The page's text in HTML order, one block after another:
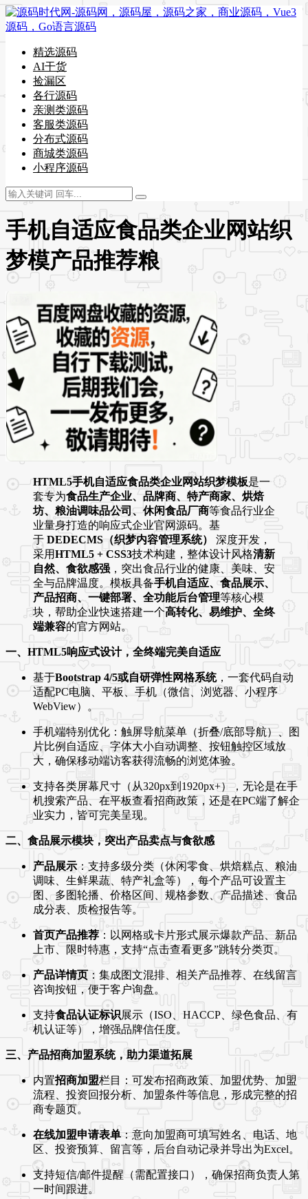
精选源码
AI干货
捡漏区
各行源码
亲测类源码
客服类源码
分布式源码
商城类源码
小程序源码
手机自适应食品类企业网站织
梦模产品推荐粮
HTML5手机自适应食品类企业网站织梦模板是一
套专为食品生产企业、品牌商、特产商家、烘焙
坊、粮油调味品公司、休闲食品厂商等食品行业企
业量身打造的响应式企业官网源码。基
于 DEDECMS（织梦内容管理系统）
深度开发，
采用HTML5 + CSS3技术构建，整体设计风格清新
自然、食欲感强 ，突出食品行业的健康、美味、安
全与品牌温度。模板具备手机自适应、食品展示、
产品招商、一键部署、全功能后台管理等核心模
块，帮助企业快速搭建一个高转化、易维护、全终
端兼容的官方网站。
一、HTML5响应式设计，全终端完美自适应
基于Bootstrap 4/5或自研弹性网格系统，一套代码自动
适配PC电脑、平板、手机（微信、浏览器、小程序
WebView）。
手机端特别优化：触屏导航菜单（折叠/底部导航）、图
片比例自适应、字体大小自动调整、按钮触控区域放
大，确保移动端访客获得流畅的浏览体验。
支持各类屏幕尺寸（从320px到1920px+），无论是在手
机搜索产品、在平板查看招商政策，还是在PC端了解企
业实力，皆可完美呈现。
二、食品展示模块，突出产品卖点与食欲感
产品展示 ：支持多级分类（休闲零食、烘焙糕点、粮油
调味、生鲜果蔬、特产礼盒等），每个产品可设置主
图、多图轮播、价格区间、规格参数、产品描述、食品
成分表、质检报告等。
首页产品推荐：以网格或卡片形式展示爆款产品、新品
上市、限时特惠，支持“点击查看更多”跳转分类页。
产品详情页：集成图文混排、相关产品推荐、在线留言
咨询按钮，便于客户询盘。
支持食品认证标识展示（ISO、HACCP、绿色食品、有
机认证等），增强品牌信任度。
三、产品招商加盟系统，助力渠道拓展
内置招商加盟栏目：可发布招商政策、加盟优势、加盟
流程、投资回报分析、加盟条件等信息，形成完整的招
商专题页。
在线加盟申请表单：意向加盟商可填写姓名、电话、地
区、投资预算、留言等，后台自动记录并导出为Excel。
支持短信/邮件提醒（需配置接口），确保招商负责人第
一时间跟进。